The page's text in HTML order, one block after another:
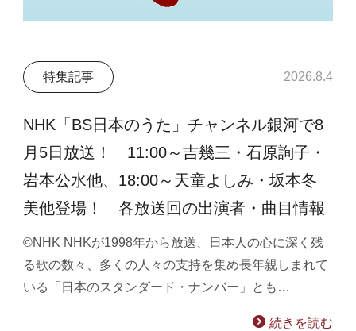
特集記事 2026.8.4
NHK「BS日本のうた」チャンネル銀河で8
月5日放送！ 11:00～吉幾三・石原詢子・
岩本公水他、18:00～天童よしみ・坂本冬
美他登場！ 各放送回の出演者・曲目情報
©NHK NHKが1998年から放送、日本人の心に深く残
る歌の数々、多くの人々の支持を集め長年親しまれて
いる「日本のスタンダード・ナンバー」とも…
続きを読む